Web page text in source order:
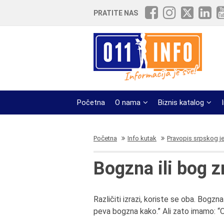
PRATITE NAS
Početna O nama Biznis katalog
Početna Info kutak Pravopis srpskog
Bogzna ili bog
Različiti izrazi, koriste se oba.
peva bogzna kako.” Ali zato imamo: